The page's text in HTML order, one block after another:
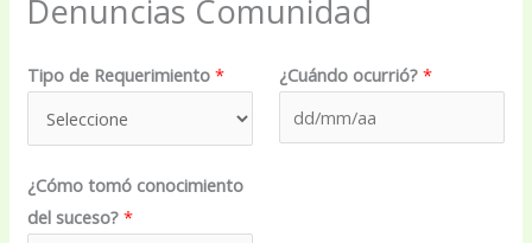
Denuncias Comunidad
Tipo de Requerimiento* ¿Cuándo ocurrió? *
¿Cómo tomó conocimiento
del suceso?*